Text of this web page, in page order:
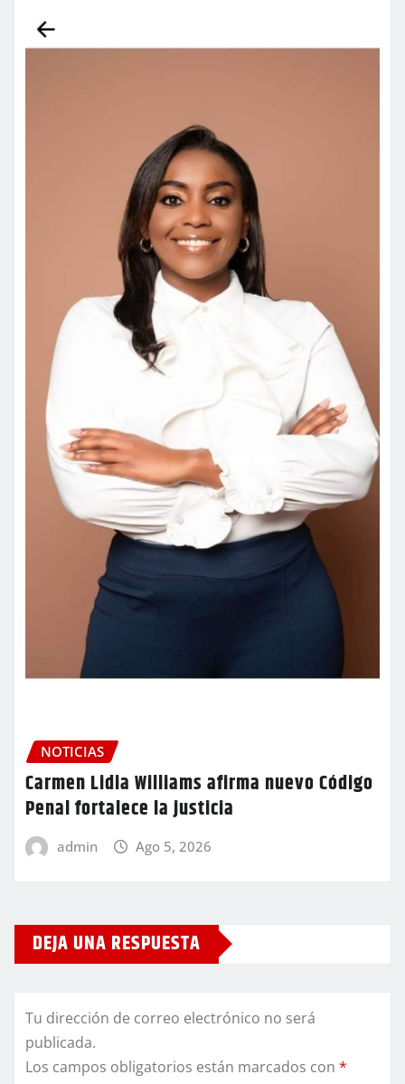
NOTICIAS
Carmen Lidia Williams afirma nuevo Código
Penal fortalece la justicia
admin Ago 5, 2026
DEJA UNA RESPUESTA
Tu dirección de correo electrónico no será
publicada.
Los campos obligatorios están marcados con *